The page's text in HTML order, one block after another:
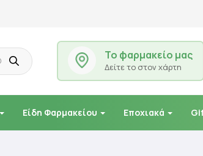
Το φαρμακείο μας
Δείτε το στον χάρτη
Είδη Φαρμακείου Εποχιακά